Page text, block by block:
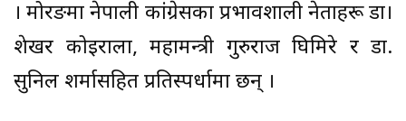
। मोरङमा नेपाली कांग्रेसका प्रभावशाली नेताहरू डा।
शेखर कोइराला, महामन्त्री गुरुराज घिमिरे र डा.
सुनिल शर्मासहित प्रतिस्पर्धामा छन् ।